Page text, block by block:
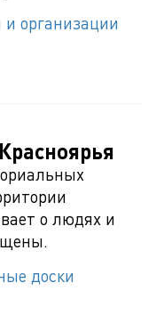
организации
о людях и
доски